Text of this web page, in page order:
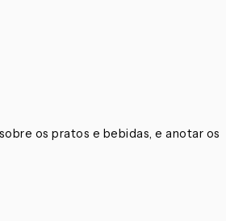
os pratos e bebidas, e anotar os